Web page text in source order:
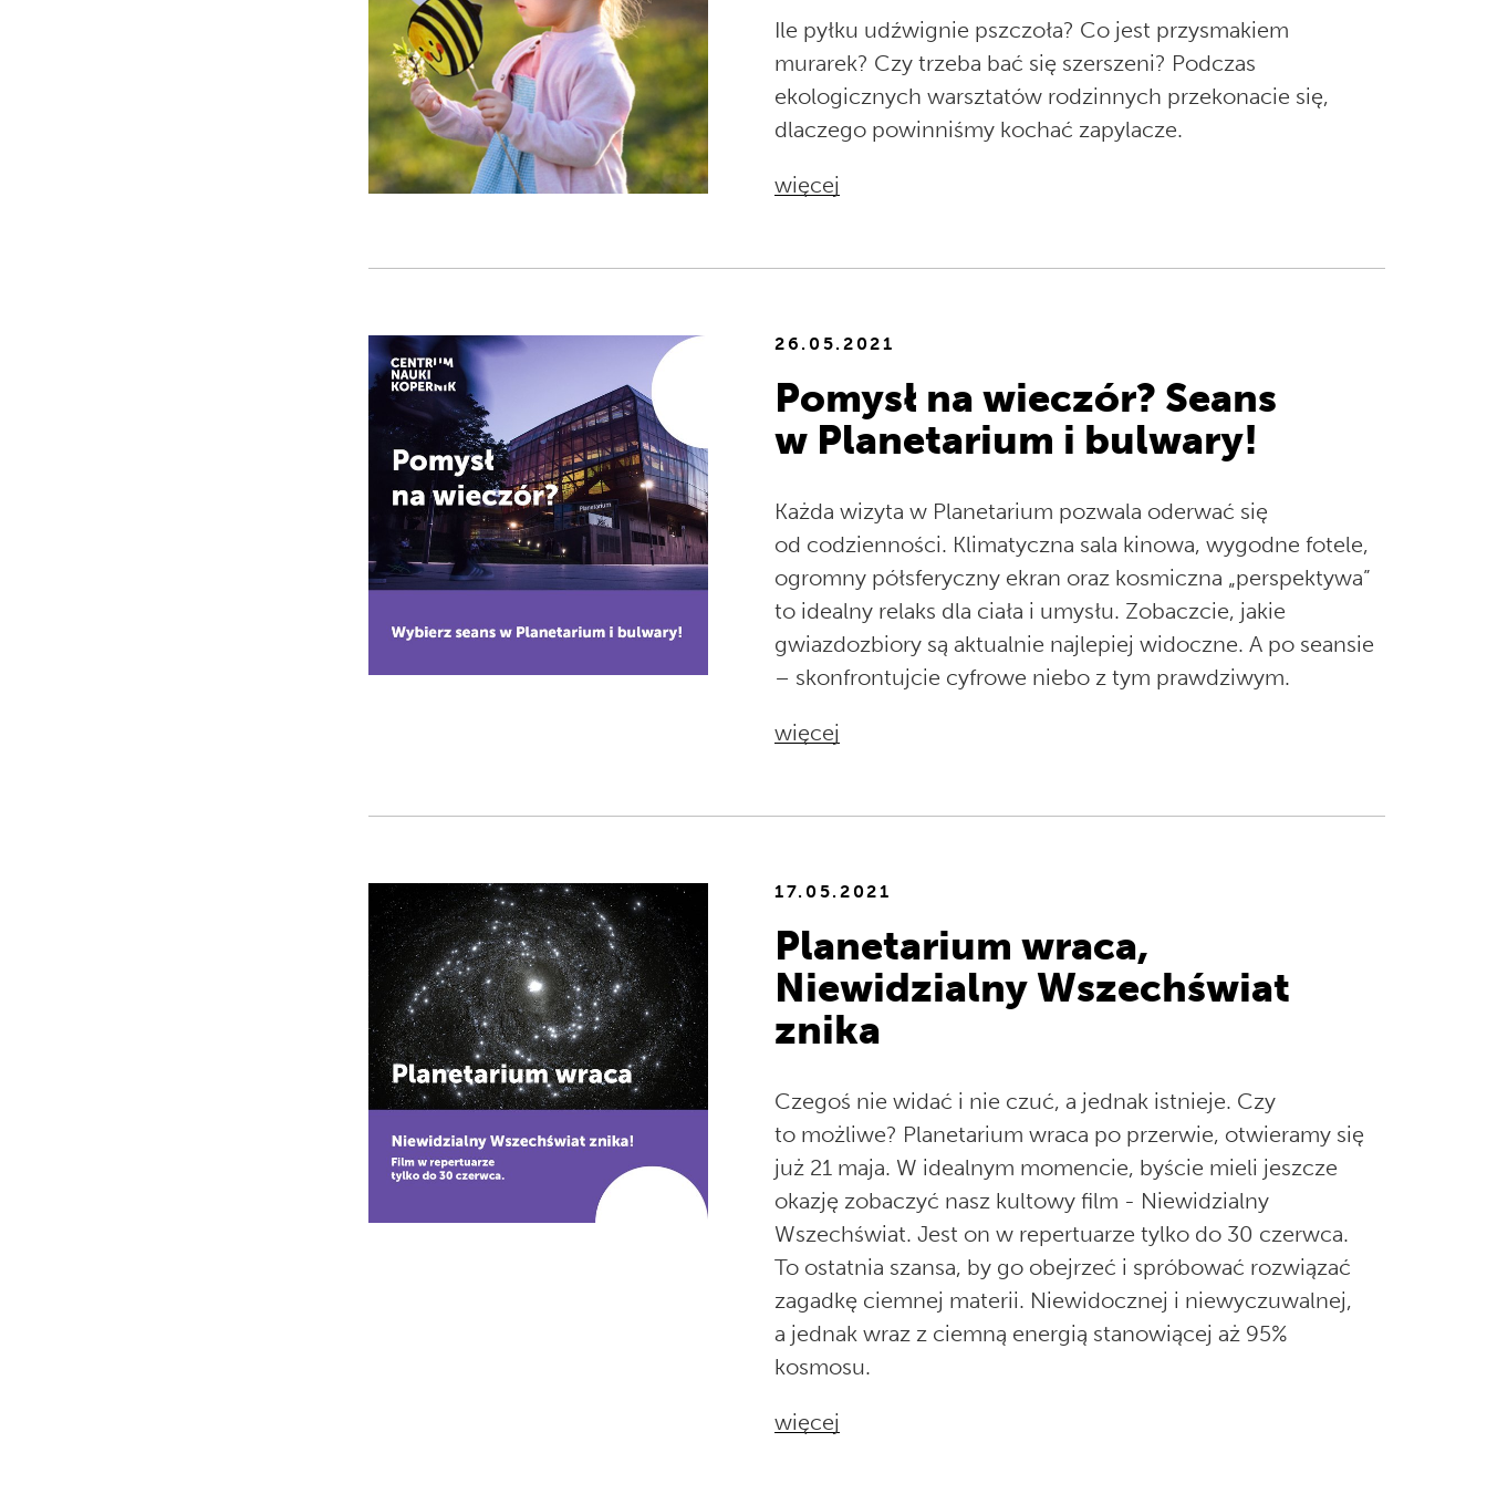
Ile pyłku udźwignie pszczoła? Co jest przysmakiem
murarek? Czy trzeba bać się szerszeni? Podczas
ekologicznych warsztatów rodzinnych przekonacie się,
dlaczego powinniśmy kochać zapylacze.
więcej
26.05.2021
Pomysł na wieczór? Seans
w Planetarium i bulwary!
Każda wizyta w Planetarium pozwala oderwać się
od codzienności. Klimatyczna sala kinowa, wygodne fotele,
ogromny półsferyczny ekran oraz kosmiczna „perspektywa”
to idealny relaks dla ciała i umysłu. Zobaczcie, jakie
gwiazdozbiory są aktualnie najlepiej widoczne. A po seansie
– skonfrontujcie cyfrowe niebo z tym prawdziwym.
więcej
17.05.2021
Planetarium wraca,
Niewidzialny Wszechświat
znika
Czegoś nie widać i nie czuć, a jednak istnieje. Czy
to możliwe? Planetarium wraca po przerwie, otwieramy się
już 21 maja. W idealnym momencie, byście mieli jeszcze
okazję zobaczyć nasz kultowy film - Niewidzialny
Wszechświat. Jest on w repertuarze tylko do 30 czerwca.
To ostatnia szansa, by go obejrzeć i spróbować rozwiązać
zagadkę ciemnej materii. Niewidocznej i niewyczuwalnej,
a jednak wraz z ciemną energią stanowiącej aż 95%
kosmosu.
więcej